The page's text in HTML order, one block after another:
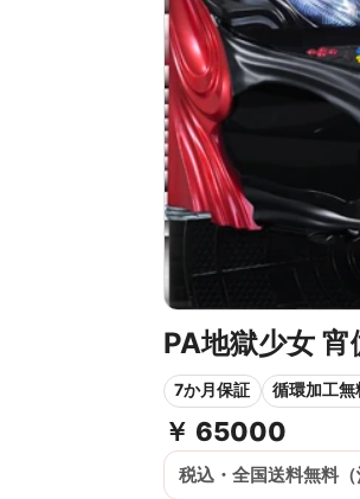
PA地獄少女 宵
7か月保証 循環加工無
￥ 65000
税込・全国送料無料